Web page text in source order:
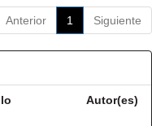
Anterior 1 Siguiente
Autor(es)